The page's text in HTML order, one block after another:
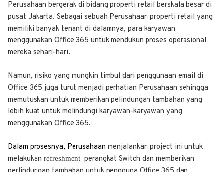
Perusahaan bergerak di bidang properti retail berskala besar di
pusat Jakarta. Sebagai sebuah Perusahaan properti retail yang
memiliki banyak tenant di dalamnya, para karyawan
menggunakan Office 365 untuk mendukun proses operasional
mereka sehari-hari.
Namun, risiko yang mungkin timbul dari penggunaan email di
Office 365 juga turut menjadi perhatian Perusahaan sehingga
memutuskan untuk memberikan pelindungan tambahan yang
lebih kuat untuk melindungi karyawan-karyawan yang
menggunakan Office 365.
Dalam prosesnya, Perusahaan menjalankan project ini untuk
melakukan refreshment perangkat Switch dan memberikan